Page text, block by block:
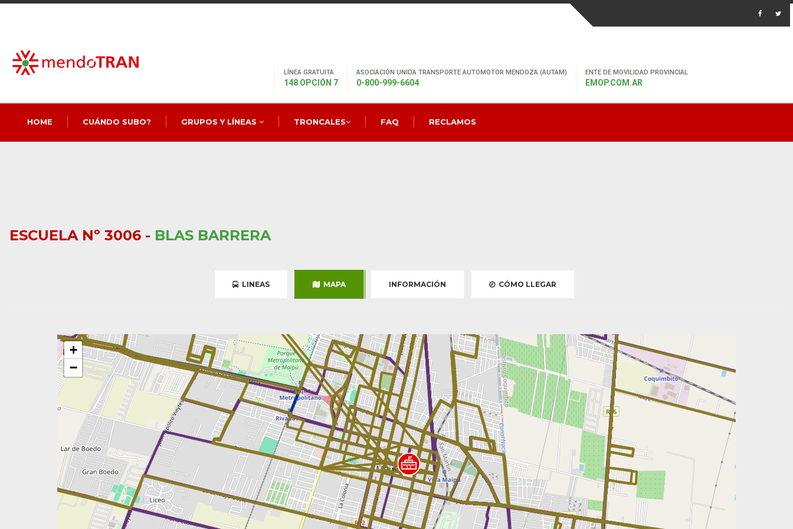
LÍNEA GRATUITA
148 OPCIÓN 7
ASOCIACIÓN UNIDA TRANSPORTE AUTOMOTOR MENDOZA (AUTAM)
0-800-999-6604
ENTE DE MOVILIDAD PROVINCIAL
EMOP.COM.AR
HOME CUÁNDO SUBO? GRUPOS Y LÍNEAS TRONCALES FAQ RECLAMOS
ESCUELA Nº 3006 - BLAS BARRERA
LINEAS MAPA INFORMACIÓN CÓMO LLEGAR
+
−